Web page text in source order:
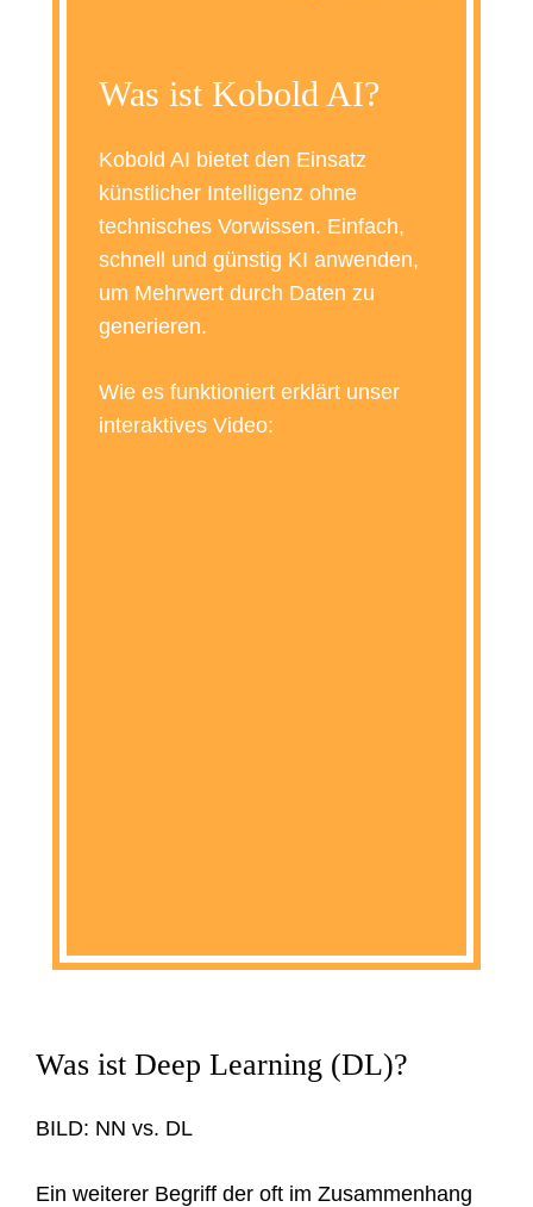
Was ist Kobold AI?
Kobold AI bietet den Einsatz
künstlicher Intelligenz ohne
technisches Vorwissen. Einfach,
schnell und günstig KI anwenden,
um Mehrwert durch Daten zu
generieren.
Wie es funktioniert erklärt unser
interaktives Video:
Was ist Deep Learning (DL)?
BILD: NN vs. DL
Ein weiterer Begriff der oft im Zusammenhang